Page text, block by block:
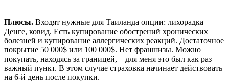
Плюсы. Входят нужные для Таиланда опции: лихорадка
Денге, ковид. Есть купирование обострений хронических
болезней и купирование аллергических реакций. Достаточное
покрытие 50 000$ или 100 000$. Нет франшизы. Можно
покупать, находясь за границей, – для меня это был как раз
важный пункт. В этом случае страховка начинает действовать
на 6-й день после покупки.